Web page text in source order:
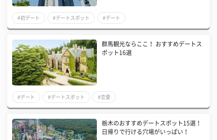
#初デート #デートスポット #デート
群馬観光ならここ！ おすすめデートス
ポット16選
#デート #デートスポット #恋愛
栃木のおすすめデートスポット15選！
日帰りで行ける穴場がいっぱい！